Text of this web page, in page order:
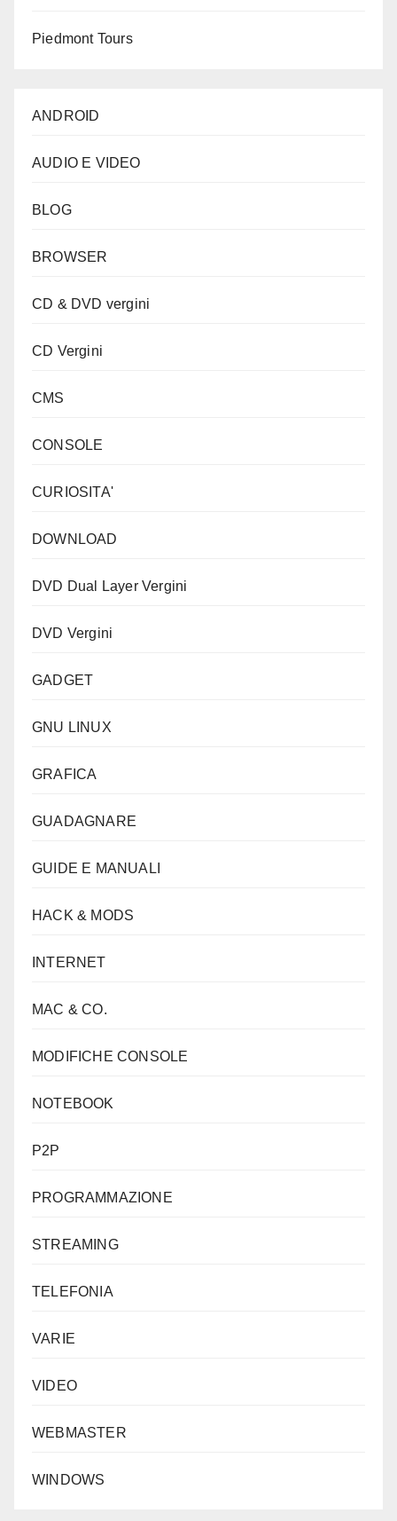
Piedmont Tours
ANDROID
AUDIO E VIDEO
BLOG
BROWSER
CD & DVD vergini
CD Vergini
CMS
CONSOLE
CURIOSITA'
DOWNLOAD
DVD Dual Layer Vergini
DVD Vergini
GADGET
GNU LINUX
GRAFICA
GUADAGNARE
GUIDE E MANUALI
HACK & MODS
INTERNET
MAC & CO.
MODIFICHE CONSOLE
NOTEBOOK
P2P
PROGRAMMAZIONE
STREAMING
TELEFONIA
VARIE
VIDEO
WEBMASTER
WINDOWS